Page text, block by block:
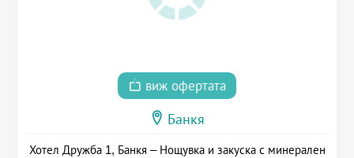
виж офертата
Банкя
Хотел Дружба 1, Банкя – Нощувка и закуска с минерален